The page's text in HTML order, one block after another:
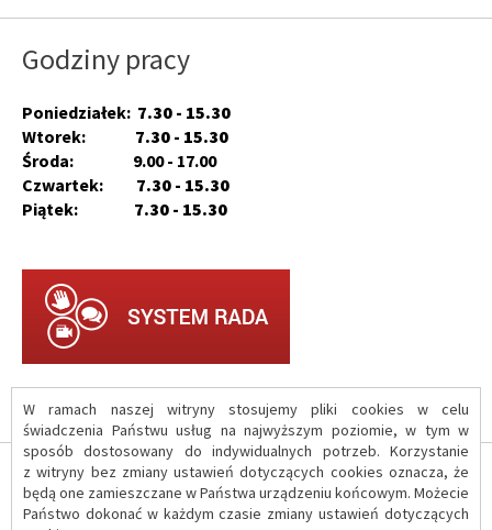
W ramach naszej witryny stosujemy pliki cookies w celu
świadczenia Państwu usług na najwyższym poziomie, w tym w
sposób dostosowany do indywidualnych potrzeb. Korzystanie
z witryny bez zmiany ustawień dotyczących cookies oznacza, że
będą one zamieszczane w Państwa urządzeniu końcowym. Możecie
Państwo dokonać w każdym czasie zmiany ustawień dotyczących
Godziny pracy
Poniedziałek: 7.30 - 15.30
Wtorek: 7.30 - 15.30
Środa: 9.00 - 17.00
Czwartek: 7.30 - 15.30
Piątek: 7.30 - 15.30
O serwisie